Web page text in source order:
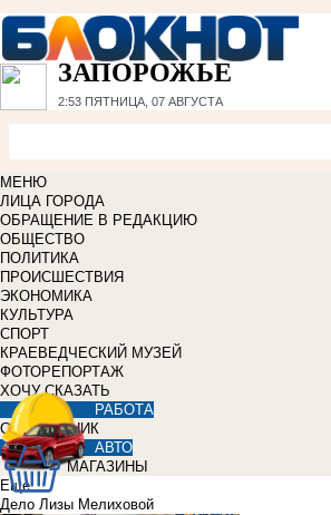
ЗАПОРОЖЬЕ
2:53 ПЯТНИЦА, 07 АВГУСТА
МЕНЮ
ЛИЦА ГОРОДА
ОБРАЩЕНИЕ В РЕДАКЦИЮ
ОБЩЕСТВО
ПОЛИТИКА
ПРОИСШЕСТВИЯ
ЭКОНОМИКА
КУЛЬТУРА
СПОРТ
КРАЕВЕДЧЕСКИЙ МУЗЕЙ
ФОТОРЕПОРТАЖ
ХОЧУ СКАЗАТЬ
РАБОТА
СПРАВОЧНИК
АВТО
МАГАЗИНЫ
Еще
Дело Лизы Мелиховой